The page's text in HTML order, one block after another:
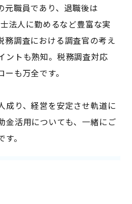
元職員であり、退職後は
法人に勤めるなど豊富な実
務調査における調査官の考え
ントも熟知。税務調査対応
も万全です。
成り、経営を安定させ軌道に
金活用についても、一緒にご
。